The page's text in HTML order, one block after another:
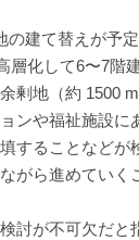
の建て替えが予
化して6〜7階
地（約 1500
ンや福祉施設に
することなど
がら進めていく
討が不可欠だ